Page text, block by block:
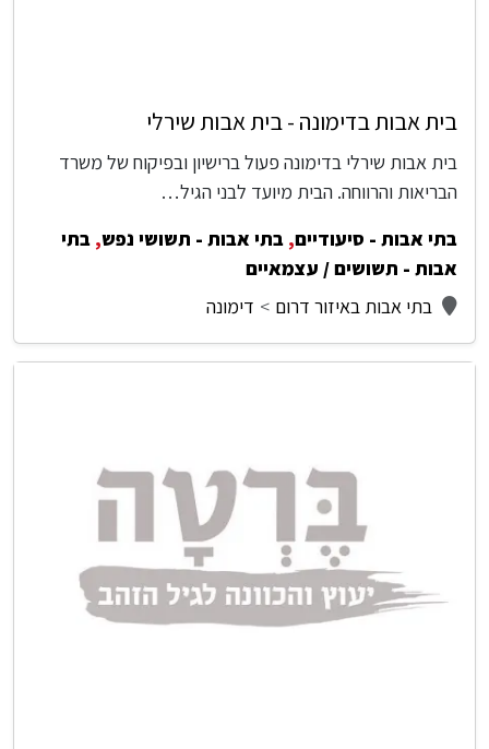
בית אבות בדימונה - בית אבות שירלי
בית אבות שירלי בדימונה פעול ברישיון ובפיקוח של משרד
הבריאות והרווחה. הבית מיועד לבני הגיל…
בתי אבות - סיעודיים, בתי אבות - תשושי נפש, בתי
אבות - תשושים / עצמאיים
בתי אבות באיזור דרום
דימונה